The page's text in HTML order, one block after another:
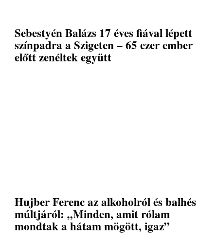
Sebestyén Balázs 17 éves fiával lépett
színpadra a Szigeten – 65 ezer ember
előtt zenéltek együtt
Hujber Ferenc az alkoholról és balhés
múltjáról: „Minden, amit rólam
mondtak a hátam mögött, igaz”